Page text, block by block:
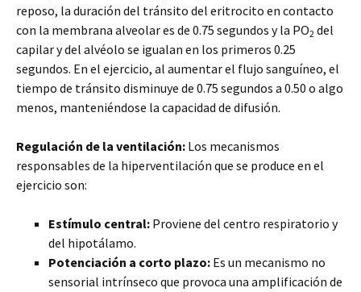
reposo, la duración del tránsito del eritrocito en contacto
con la membrana alveolar es de 0.75 segundos y la PO2 del
capilar y del alvéolo se igualan en los primeros 0.25
segundos. En el ejercicio, al aumentar el flujo sanguíneo, el
tiempo de tránsito disminuye de 0.75 segundos a 0.50 o algo
menos, manteniéndose la capacidad de difusión.
Regulación de la ventilación: Los mecanismos
responsables de la hiperventilación que se produce en el
ejercicio son:
Estímulo central: Proviene del centro respiratorio y
del hipotálamo.
Potenciación a corto plazo: Es un mecanismo no
sensorial intrínseco que provoca una amplificación de